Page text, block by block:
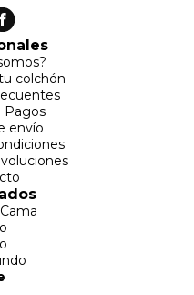
colchón
Pagos
envío